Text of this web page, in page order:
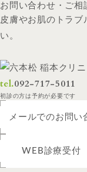
お問い合わせ・ご相
皮膚やお肌のトラブ
い。
tel.092-717-5011
初診の方は予約が必要です
メールでのお問い
WEB診療受付